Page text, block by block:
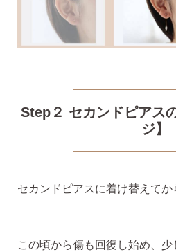
Step２ セカンドピアス
ジ】
セカンドピアスに着け替えてか
この頃から傷も回復し始め、